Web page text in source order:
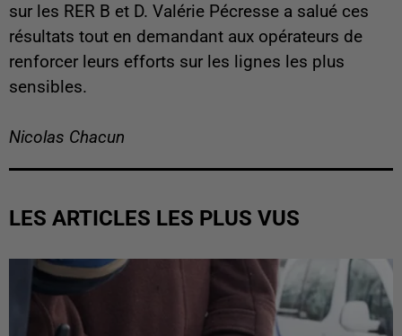
sur les RER B et D. Valérie Pécresse a salué ces
résultats tout en demandant aux opérateurs de
renforcer leurs efforts sur les lignes les plus
sensibles.
Nicolas Chacun
LES ARTICLES LES PLUS VUS